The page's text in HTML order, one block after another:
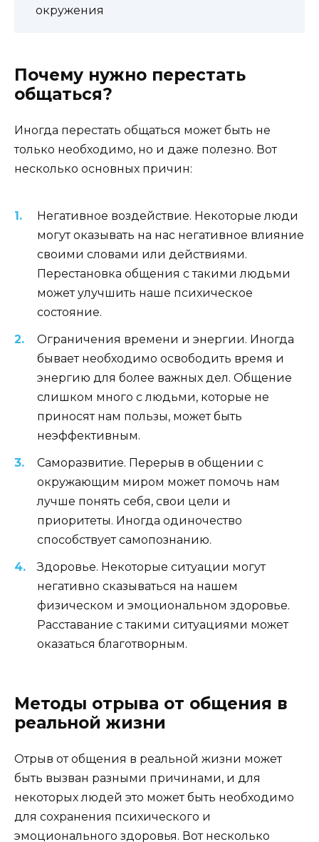
окружения
Почему нужно перестать
общаться?
Иногда перестать общаться может быть не
только необходимо, но и даже полезно. Вот
несколько основных причин:
Негативное воздействие. Некоторые люди
могут оказывать на нас негативное влияние
своими словами или действиями.
Перестановка общения с такими людьми
может улучшить наше психическое
состояние.
Ограничения времени и энергии. Иногда
бывает необходимо освободить время и
энергию для более важных дел. Общение
слишком много с людьми, которые не
приносят нам пользы, может быть
неэффективным.
Саморазвитие. Перерыв в общении с
окружающим миром может помочь нам
лучше понять себя, свои цели и
приоритеты. Иногда одиночество
способствует самопознанию.
Здоровье. Некоторые ситуации могут
негативно сказываться на нашем
физическом и эмоциональном здоровье.
Расставание с такими ситуациями может
оказаться благотворным.
Методы отрыва от общения в
реальной жизни
Отрыв от общения в реальной жизни может
быть вызван разными причинами, и для
некоторых людей это может быть необходимо
для сохранения психического и
эмоционального здоровья. Вот несколько